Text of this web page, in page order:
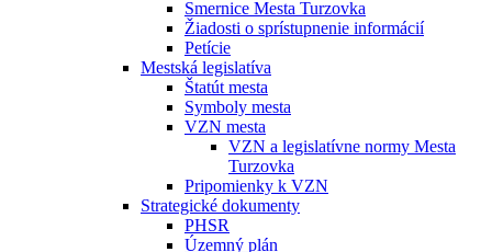
Smernice Mesta Turzovka
Žiadosti o sprístupnenie informácií
Petície
Mestská legislatíva
Štatút mesta
Symboly mesta
VZN mesta
VZN a legislatívne normy Mesta
Turzovka
Pripomienky k VZN
Strategické dokumenty
PHSR
Územný plán